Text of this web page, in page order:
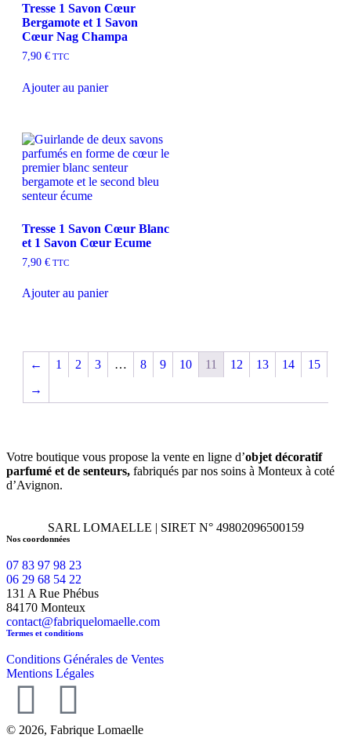
Tresse 1 Savon Cœur
Bergamote et 1 Savon
Cœur Nag Champa
7,90 € TTC
Ajouter au panier
Tresse 1 Savon Cœur Blanc
et 1 Savon Cœur Ecume
7,90 € TTC
Ajouter au panier
← 1 2 3 … 8 9 10 11 12 13 14
15
→
Votre boutique vous propose la vente en ligne d’objet décoratif
parfumé et de senteurs, fabriqués par nos soins à Monteux à coté
d’Avignon.
SARL LOMAELLE | SIRET N° 49802096500159
Nos coordonnées
07 83 97 98 23
06 29 68 54 22
131 A Rue Phébus
84170 Monteux
contact@fabriquelomaelle.com
Termes et conditions
Conditions Générales de Ventes
Mentions Légales
© 2026, Fabrique Lomaelle